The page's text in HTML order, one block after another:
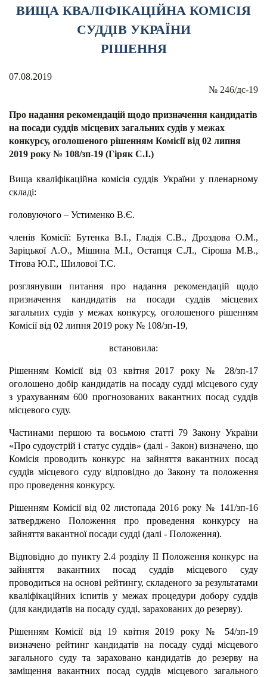
ВИЩА КВАЛІФІКАЦІЙНА КОМІСІЯ
СУДДІВ УКРАЇНИ
РІШЕННЯ
07.08.2019
№ 246/дс-19
Про надання рекомендацій щодо призначення кандидатів
на посади суддів місцевих загальних судів у межах
конкурсу, оголошеного рішенням Комісії від 02 липня
2019 року № 108/зп-19 (Гіряк С.І.)
Вища кваліфікаційна комісія суддів України у пленарному
складі:
головуючого – Устименко В.Є.
членів Комісії: Бутенка В.І., Гладія С.В., Дроздова О.М.,
Заріцької А.О., Мішина М.І., Остапця С.Л., Сіроша М.В.,
Тітова Ю.Г., Шилової Т.С.
розглянувши питання про надання рекомендацій щодо
призначення кандидатів на посади суддів місцевих
загальних судів у межах конкурсу, оголошеного рішенням
Комісії від 02 липня 2019 року № 108/зп-19,
встановила:
Рішенням Комісії від 03 квітня 2017 року № 28/зп-17
оголошено добір кандидатів на посаду судді місцевого суду
з урахуванням 600 прогнозованих вакантних посад суддів
місцевого суду.
Частинами першою та восьмою статті 79 Закону України
«Про судоустрій і статус суддів» (далі - Закон) визначено, що
Комісія проводить конкурс на зайняття вакантних посад
суддів місцевого суду відповідно до Закону та положення
про проведення конкурсу.
Рішенням Комісії від 02 листопада 2016 року № 141/зп-16
затверджено Положення про проведення конкурсу на
зайняття вакантної посади судді (далі - Положення).
Відповідно до пункту 2.4 розділу II Положення конкурс на
зайняття вакантних посад суддів місцевого суду
проводиться на основі рейтингу, складеного за результатами
кваліфікаційних іспитів у межах процедури добору суддів
(для кандидатів на посаду судді, зарахованих до резерву).
Рішенням Комісії від 19 квітня 2019 року № 54/зп-19
визначено рейтинг кандидатів на посаду судді місцевого
загального суду та зараховано кандидатів до резерву на
заміщення вакантних посад суддів місцевого загального